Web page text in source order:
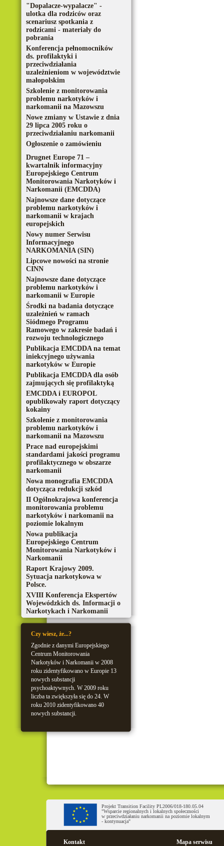
"Dopalacze-wypalacze" -
ulotka dla rodziców oraz
scenariusz spotkania z
rodzicami - materiały do
pobrania
Konferencja pełnomocników
ds. profilaktyki i
przeciwdziałania
uzależnieniom w województwie
małopolskim
Szkolenie z monitorowania
problemu narkotyków i
narkomanii na Mazowszu
Nowe zmiany w Ustawie z dnia
29 lipca 2005 roku o
przeciwdziałaniu narkomanii
Ogłoszenie o zamówieniu
Drugnet Europe 71 –
kwartalnik informacyjny
Europejskiego Centrum
Monitorowania Narkotyków i
Narkomanii (EMCDDA)
Najnowsze dane dotyczące
problemu narkotyków i
narkomanii w krajach
europejskich
Nowy numer Serwisu
Informacyjnego
NARKOMANIA (SIN)
Lipcowe nowości na stronie
CINN
Najnowsze dane dotyczące
problemu narkotyków i
narkomanii w Europie
Środki na badania dotyczące
uzależnień w ramach
Siódmego Programu
Ramowego w zakresie badań i
rozwoju technologicznego
Publikacja EMCDDA na temat
iniekcyjnego używania
narkotyków w Europie
Publikacja EMCDDA dla osób
zajmujących się profilaktyką
EMCDDA i EUROPOL
opublikowały raport dotyczący
kokainy
Szkolenie z monitorowania
problemu narkotyków i
narkomanii na Mazowszu
Prace nad europejskimi
standardami jakości programu
profilaktycznego w obszarze
narkomanii
Nowa monografia EMCDDA
dotycząca redukcji szkód
II Ogólnokrajowa konferencja
monitorowania problemu
narkotyków i narkomanii na
poziomie lokalnym
Nowa publikacja
Europejskiego Centrum
Monitorowania Narkotyków i
Narkomanii
Raport Krajowy 2009.
Sytuacja narkotykowa w
Polsce.
XVIII Konferencja Ekspertów
Wojewódzkich ds. Informacji o
Narkotykach i Narkomanii
Czy wiesz, że...?
Zgodnie z danymi Europejskiego
Centrum Monitorowania
Narkotyków i Narkomanii w 2008
roku zidentyfikowano w Europie 13
nowych substancji
psychoaktywnych. W 2009 roku
liczba ta zwiększyła się do 24. W
roku 2010 zidentyfikowano 40
nowych substancji.
Projekt Transition Facility PL2006/018-180.05.04
"Wsparcie regionalnych i lokalnych społeczności
w przeciwdziałaniu narkomanii na poziomie lokalnym
- kontynuacja"
Kontakt Mapa serwisu